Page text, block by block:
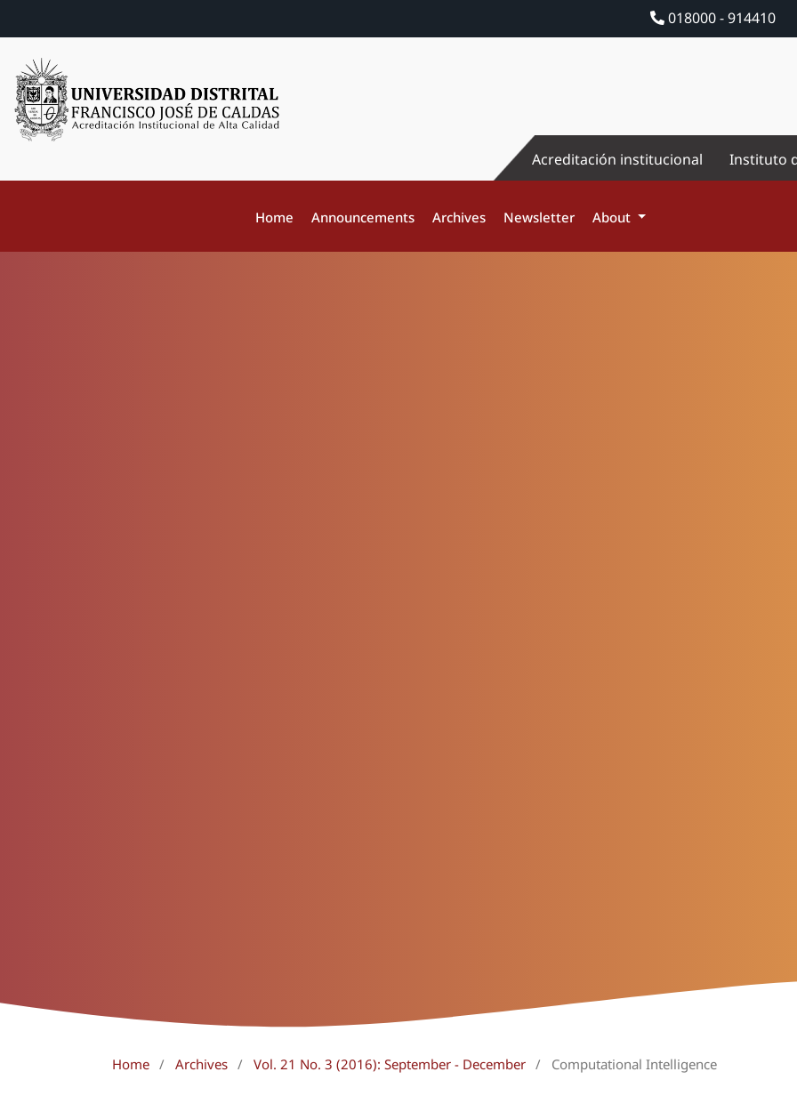
018000 - 914410
Acreditación institucional Instituto
Home Announcements Archives Newsletter About
Home / Archives / Vol. 21 No. 3 (2016): September - December / Computational Intelligence